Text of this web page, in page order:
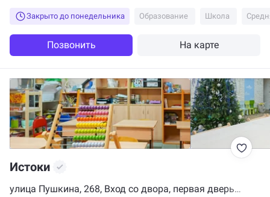
Закрыто до понедельника Образование Школа
Позвонить На карте
Истоки
улица Пушкина, 268, Вход со двора, первая дверь